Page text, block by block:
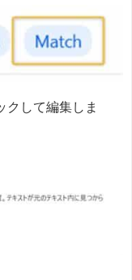
クして編集しま